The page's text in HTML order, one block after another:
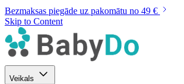
Bezmaksas piegāde uz pakomātu no 49 €
Skip to Content
Veikals